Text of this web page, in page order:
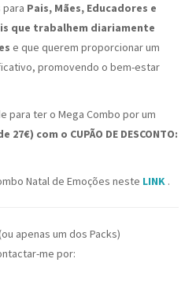
Pais, Mães, Educadores e
que trabalhem diariamente
e que querem proporcionar um
promovendo o bem-estar
para ter o Mega Combo por um
27€) com o CUPÃO DE DESCONTO:
Natal de Emoções neste LINK .
apenas um dos Packs)
me por: